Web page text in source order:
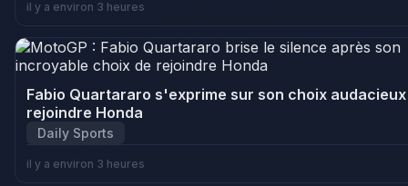
il y a environ 3 heures
Fabio Quartararo s'exprime sur son choix
rejoindre Honda
Daily Sports
il y a environ 3 heures